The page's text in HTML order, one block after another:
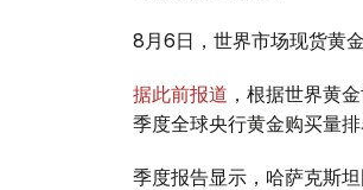
8月6日，世界市场现货黄
据此前报道 ，根据世界黄
季度全球央行黄金购买量排
季度报告显示，哈萨克斯